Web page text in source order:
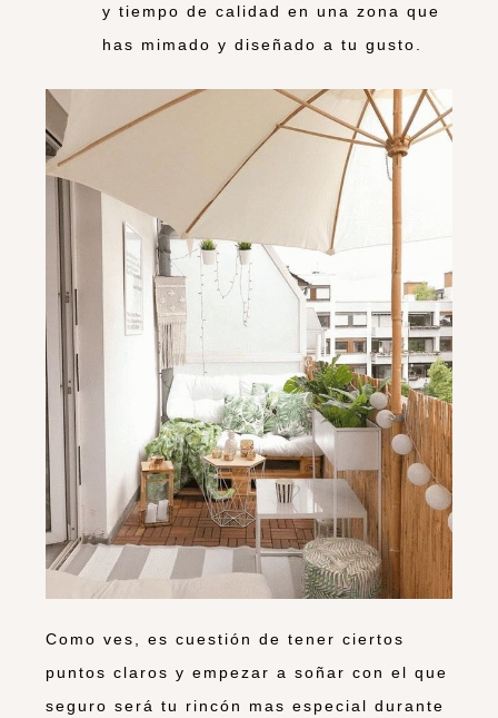
y tiempo de calidad en una zona que
has mimado y diseñado a tu gusto.
Como ves, es cuestión de tener ciertos
puntos claros y empezar a soñar con el que
seguro será tu rincón mas especial durante